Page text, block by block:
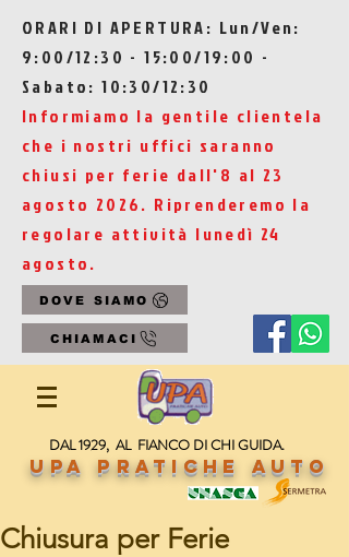
ORARI DI APERTURA: Lun/Ven:
9:00/12:30 - 15:00/19:00 -
Sabato: 10:30/12:30
Informiamo la gentile clientela
che i nostri uffici saranno
chiusi per ferie dall'8 al 23
agosto 2026. Riprenderemo la
regolare attività lunedì 24
agosto.
DOVE SIAMO
CHIAMACI
DAL 1929, AL FIANCO DI CHI GUIDA.
UPA Pratiche Auto
Chiusura per Ferie